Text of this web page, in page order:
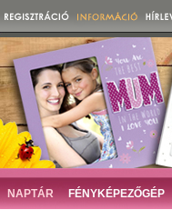
NAPTÁR FÉNYKÉPEZŐGÉP